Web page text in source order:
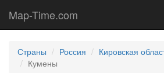
Map-Time.com
Страны Россия
Кировская
Кумены